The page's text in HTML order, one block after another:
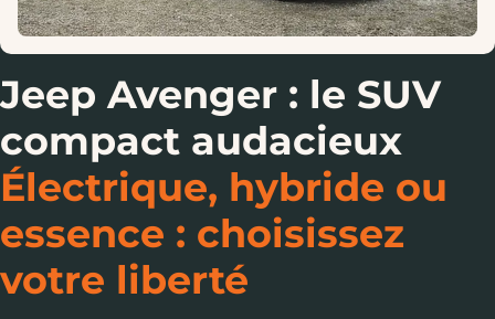
Jeep Avenger : le SUV
compact audacieux
Électrique, hybride ou
essence : choisissez
votre liberté